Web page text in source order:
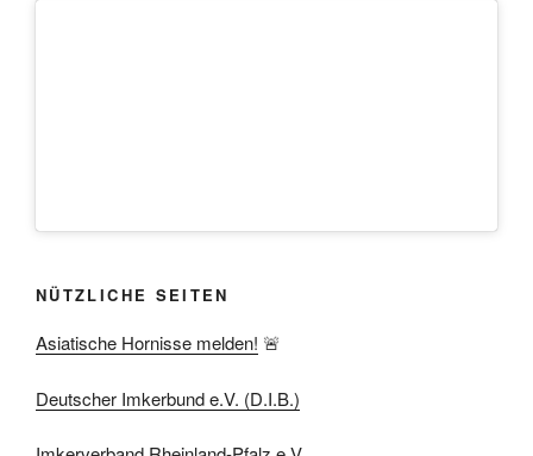
NÜTZLICHE SEITEN
Asiatische Hornisse melden! 🚨
Deutscher Imkerbund e.V. (D.I.B.)